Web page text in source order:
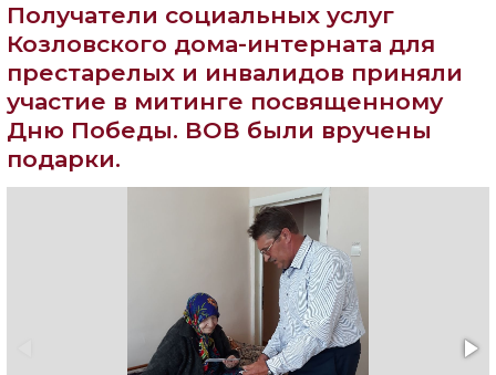
Aa Aa Aa
ИЗОБРАЖЕНИЯ
ГОЛОС
🔊 Включить озвучивание
Настройки по умолчанию
Получатели социальных услуг
Козловского дома-интерната для
престарелых и инвалидов приняли
участие в митинге посвященному
Дню Победы. ВОВ были вручены
подарки.